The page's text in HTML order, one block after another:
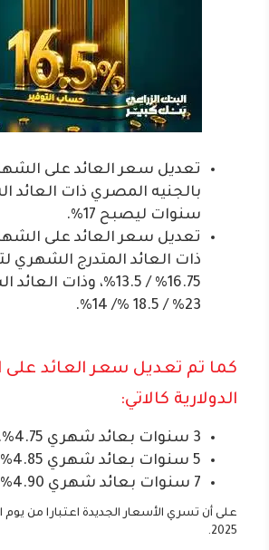
⁠تعديل سعر العائد على
سنوات ليصبح 17%.
تعديل سعر العائد على
16.75% / 13.5%، وذات
23% / 18.5 %/ 14%.
كما تم تعديل سعر العائد على
الدولارية كالاتي:
3 سنوات بعائد شهري 4.75%.
5 سنوات بعائد شهري 4.85%.
7 سنوات بعائد شهري 4.90%.
2025.